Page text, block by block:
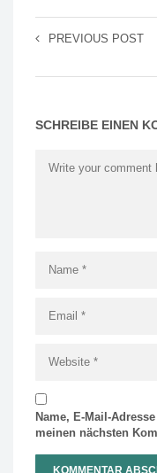
PREVIOUS POST
SCHREIBE EINEN
Name, E-Mail-
meinen nächsten